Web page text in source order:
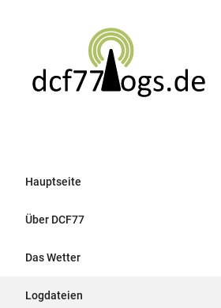
Hauptseite
Über DCF77
Das Wetter
Logdateien